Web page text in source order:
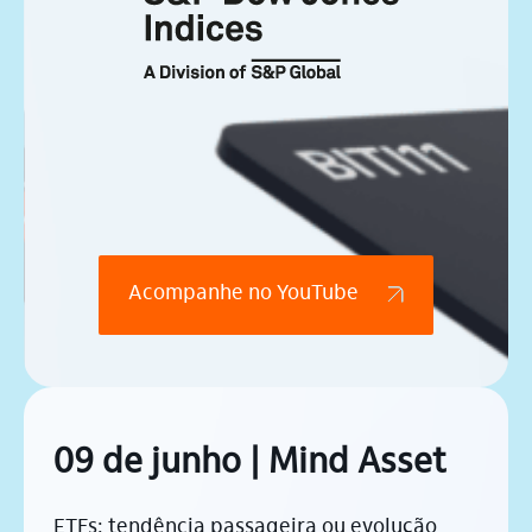
Acompanhe no YouTube
09 de junho | Mind Asset